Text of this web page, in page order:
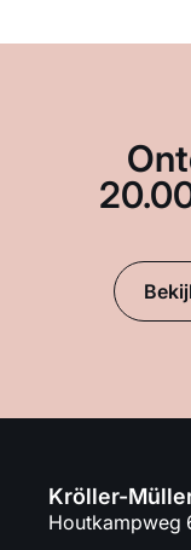
Kröller-
Houtkampweg